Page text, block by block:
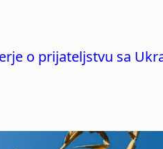
o prijateljstvu sa